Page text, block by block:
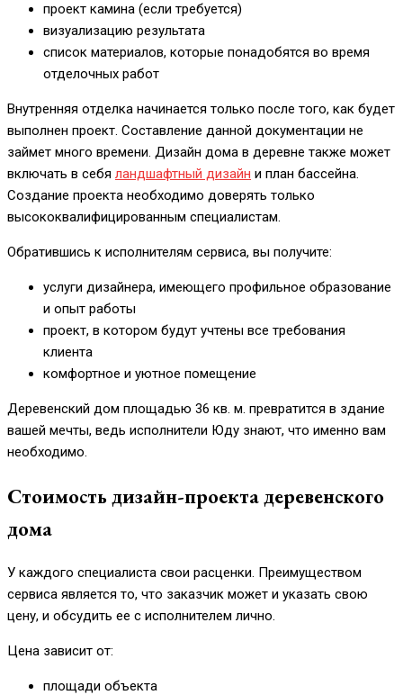
проект камина (если требуется)
визуализацию результата
список материалов, которые понадобятся во время
отделочных работ
Внутренняя отделка начинается только после того, как будет
выполнен проект. Составление данной документации не
займет много времени. Дизайн дома в деревне также может
включать в себя ландшафтный дизайн и план бассейна.
Создание проекта необходимо доверять только
высококвалифицированным специалистам.
Обратившись к исполнителям сервиса, вы получите:
услуги дизайнера, имеющего профильное образование
и опыт работы
проект, в котором будут учтены все требования
клиента
комфортное и уютное помещение
Деревенский дом площадью 36 кв. м. превратится в здание
вашей мечты, ведь исполнители Юду знают, что именно вам
необходимо.
Стоимость дизайн-проекта деревенского
дома
У каждого специалиста свои расценки. Преимуществом
сервиса является то, что заказчик может и указать свою
цену, и обсудить ее с исполнителем лично.
Цена зависит от:
площади объекта